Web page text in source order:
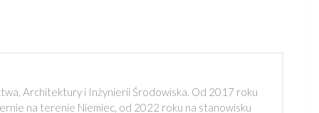
Architektury i Inżynierii Środowiska. Od 2017 roku
na terenie Niemiec, od 2022 roku na stanowisku